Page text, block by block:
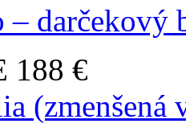
– darčekový
188 €
(zmenšená